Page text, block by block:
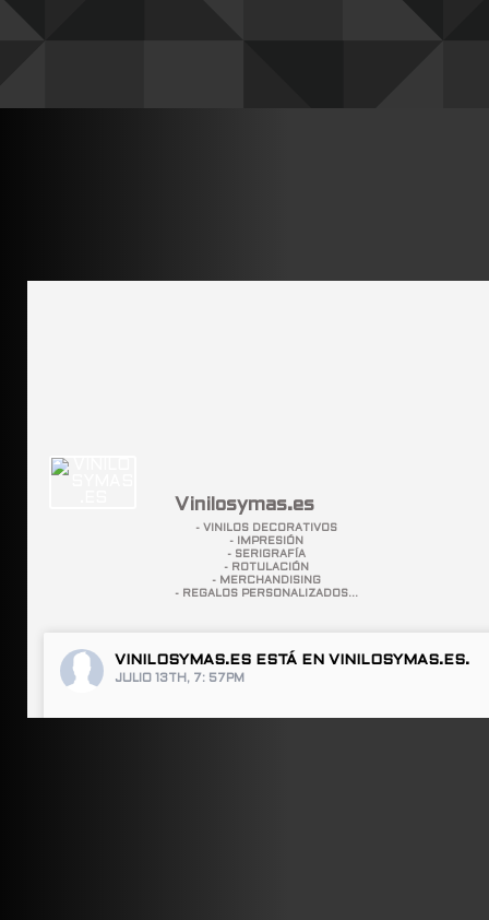
Vinilosymas.es
- VINILOS DECORATIVOS
- IMPRESIÓN
- SERIGRAFÍA
- ROTULACIÓN
- MERCHANDISING
- REGALOS PERSONALIZADOS...
VINILOSYMAS.ES ESTÁ EN VINILOSYMAS.ES.
JULIO 13TH, 7: 57PM